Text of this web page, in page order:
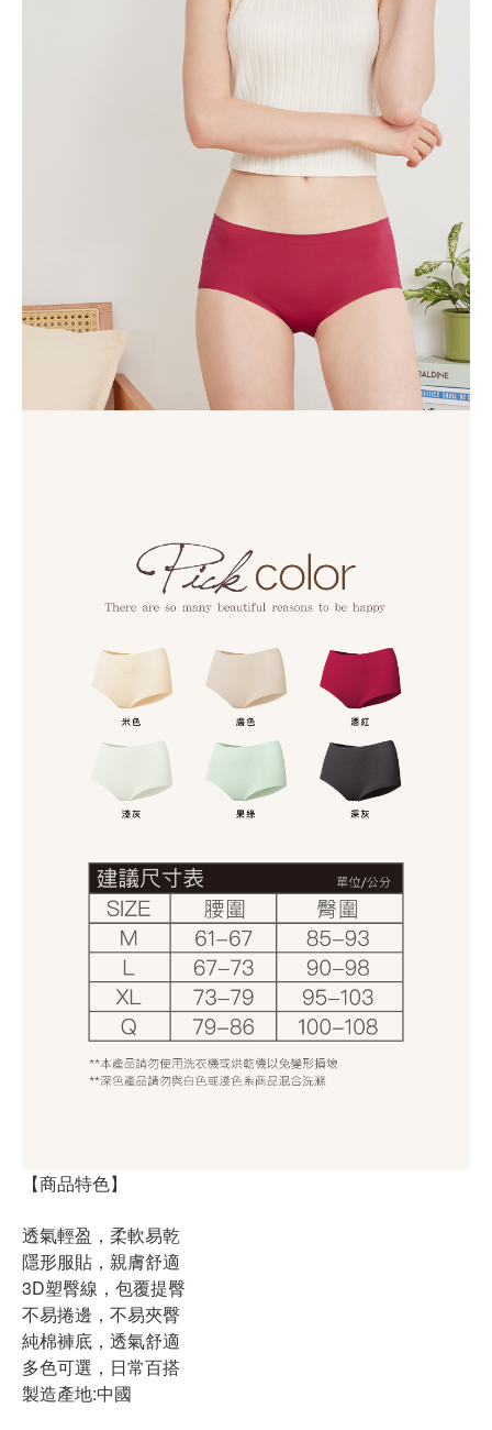
【商品特色】
透氣輕盈，柔軟易乾
隱形服貼，親膚舒適
3D塑臀線，包覆提臀
不易捲邊，不易夾臀
純棉褲底，透氣舒適
多色可選，日常百搭
製造產地:中國